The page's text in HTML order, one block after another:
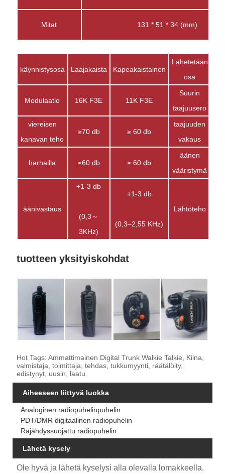
Mitat 131 * 51 * 34 (mm)
käynnistysosa Laajakaista Kapeakaistainen
Lähetetään
osa
Modulaatio 16K F3E 11K F3E
Suurin
taajuusero
viereisen
kanavan teho
≥70 db ≥ 60 db
taajuuden
vakaus
harhailla ≤60 db ≥ 60 db
äänen
vääristymä
äänivastaus
+1-3 db
(0,3～
3KHz)
+1-3 db
(0,3–2,55 KHz)
Lähtöteho
tuotteen yksityiskohdat
Hot Tags: Ammattimainen Digital Trunk Walkie Talkie, Kiina,
valmistaja, toimittaja, tehdas, tukkumyynti, räätälöity,
edistynyt, uusin, laatu
Aiheeseen liittyvä luokka
Analoginen radiopuhelinpuhelin
PDT/DMR digitaalinen radiopuhelin
Räjähdyssuojattu radiopuhelin
Lähetä kysely
Ole hyvä ja lähetä kyselysi alla olevalla lomakkeella.